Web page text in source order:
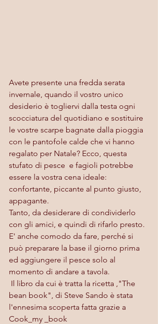
Avete presente una fredda serata
invernale, quando il vostro unico
desiderio è togliervi dalla testa ogni
scocciatura del quotidiano e sostituire
le vostre scarpe bagnate dalla pioggia
con le pantofole calde che vi hanno
regalato per Natale? Ecco, questa
stufato di pesce  e fagioli potrebbe
essere la vostra cena ideale:
confortante, piccante al punto giusto,
appagante.
Tanto, da desiderare di condividerlo
con gli amici, e quindi di rifarlo presto.
E' anche comodo da fare, perché si
può preparare la base il giorno prima
ed aggiungere il pesce solo al
momento di andare a tavola.
bean book", di Steve Sando è stata
l'ennesima scoperta fatta grazie a
Cook_my _book